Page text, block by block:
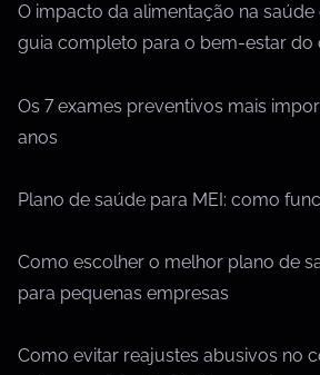
O impacto da alimentação na
guia completo para o bem-estar do
Os 7 exames preventivos mais
anos
Plano de saúde para MEI: como
Como escolher o melhor plano de
para pequenas empresas
Como evitar reajustes abusivos no